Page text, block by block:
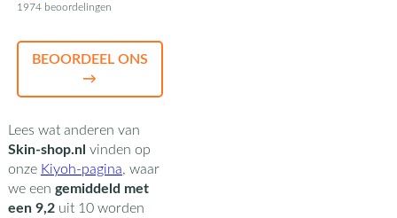
1974 beoordelingen
BEOORDEEL ONS
→
Lees wat anderen van
Skin-shop.nl vinden op
onze Kiyoh-pagina, waar
we een gemiddeld met
een 9,2uit 10worden